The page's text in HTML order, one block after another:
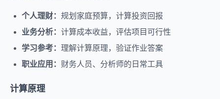
个人理财： 规划家庭预算，计算投资回报
业务分析： 计算成本收益，评估项目可行性
学习参考： 理解计算原理，验证作业答案
职业应用： 财务人员、分析师的日常工具
计算原理